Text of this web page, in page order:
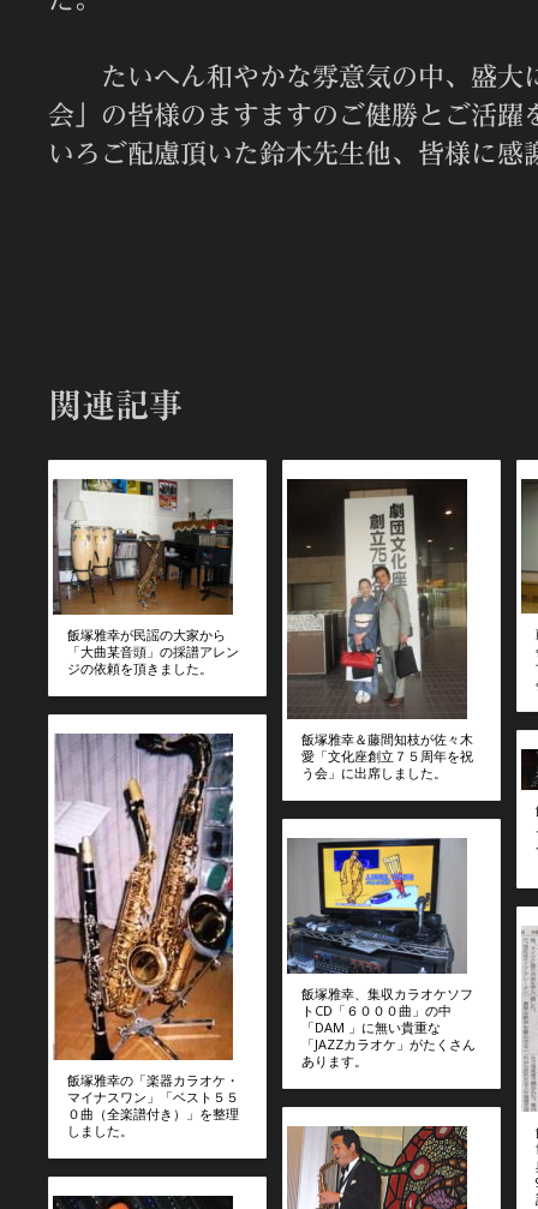
たいへん和やかな雰意気の中、盛大
会」の皆様のますますのご健勝とご活躍
いろご配慮頂いた鈴木先生他、皆様に感
関連記事
飯塚雅幸が民謡の大家から
「大曲某音頭」の採譜アレン
ジの依頼を頂きました。
飯塚雅幸の「楽器カラオケ・
マイナスワン」「ベスト５５
０曲（全楽譜付き）」を整理
しました。
飯塚雅幸＆藤間知枝が佐々木
愛「文化座創立７５周年を祝
う会」に出席しました。
飯塚雅幸、集収カラオケソフ
トCD「６０００曲」の中
「DAM 」に無い貴重な
「JAZZカラオケ」がたくさん
あります。